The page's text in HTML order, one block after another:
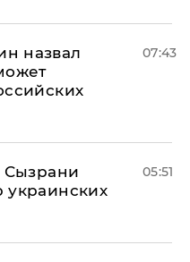
назвал
07:43
Сызрани
украинских
05:51